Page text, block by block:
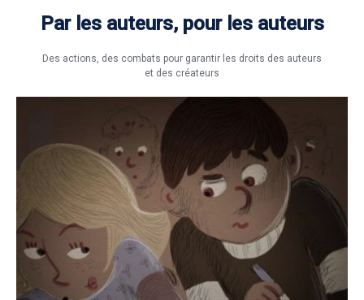
Par les auteurs, pour les auteurs
Des actions, des combats pour garantir les droits des auteurs
et des créateurs